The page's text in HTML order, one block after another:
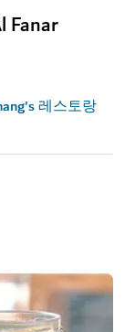
Fanar
레스토랑